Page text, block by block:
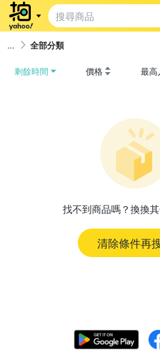
全部分類
剩餘時間 價格 最高
找不到商品嗎？換換其
清除條件再